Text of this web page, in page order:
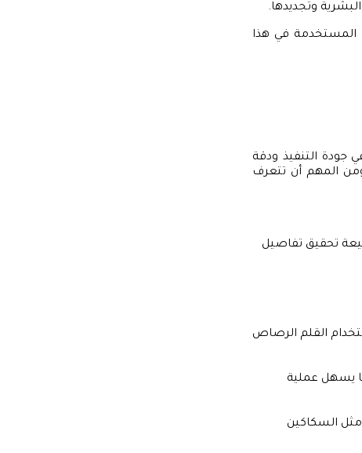
وتجديدها.
المستخدمة في هذا
جودة التنفيذ ودقة
المهم أن تتعرف
تحقيق تفاصيل
القلم الرصاص
يسهل عملية
السكاكين